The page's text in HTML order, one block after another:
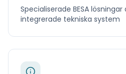
Specialiserade BESA lösningar
integrerade tekniska system